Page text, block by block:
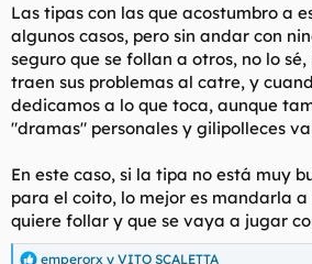
Las tipas con las que acostumbro a
algunos casos, pero sin andar con
seguro que se follan a otros, no lo
traen sus problemas al catre, y
dedicamos a lo que toca, aunque
"dramas" personales y gilipolleces
En este caso, si la tipa no está muy
para el coito, lo mejor es mandarla
quiere follar y que se vaya a jugar
emperorx y VITO SCALETTA